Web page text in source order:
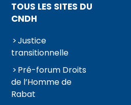
TOUS LES SITES DU
CNDH
Justice
transitionnelle
Pré-forum Droits
de l’Homme de
Rabat